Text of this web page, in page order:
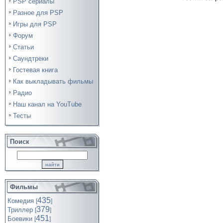
Разное для PSP
Игры для PSP
Форум
Статьи
Саундтреки
Гостевая книга
Как выкладывать фильмы
Радио
Наш канал на YouTube
Тесты
Поиск
Фильмы
Комедия [435]
Триллер [379]
Боевики [451]